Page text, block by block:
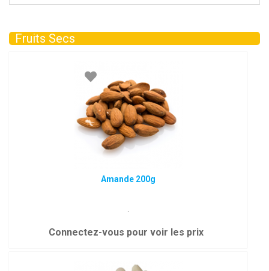
Fruits Secs
Amande 200g
.
Connectez-vous pour voir les prix